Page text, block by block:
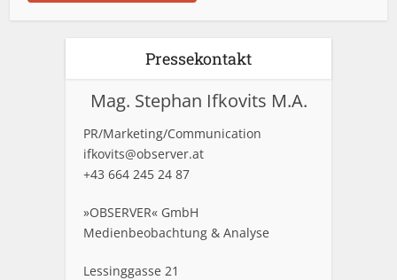
Pressekontakt
Mag. Stephan Ifkovits M.A.
PR/Marketing/Communication
ifkovits@observer.at
+43 664 245 24 87
»OBSERVER« GmbH
Medienbeobachtung & Analyse
Lessinggasse 21